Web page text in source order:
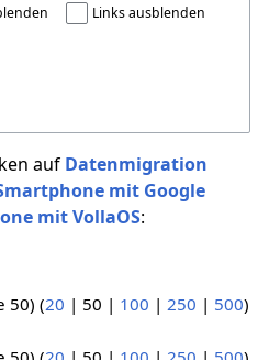
Links ausblenden
auf Datenmigration
mit Google
mit VollaOS:
50) (20 | 50 | 100 | 250 | 500)